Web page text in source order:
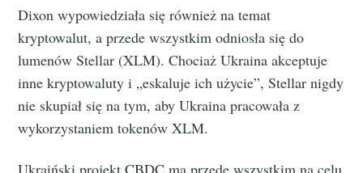
Dixon wypowiedziała się również na temat
kryptowalut, a przede wszystkim odniosła się do
lumenów Stellar (XLM). Chociaż Ukraina akceptuje
inne kryptowaluty i „eskaluje ich użycie”, Stellar nigdy
nie skupiał się na tym, aby Ukraina pracowała z
wykorzystaniem tokenów XLM.
Ukraiński projekt CBDC ma przede wszystkim na celu